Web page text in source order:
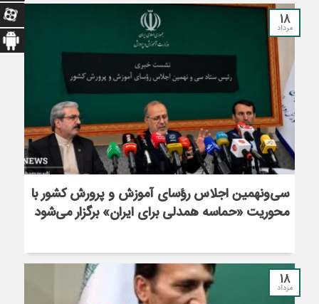
18
مرداد
سی‌ونهمین اجلاس رؤسای آموزش و پرورش کشور با
محوریت «حماسه همدلی برای ایران» برگزار می‌شود
18
مرداد